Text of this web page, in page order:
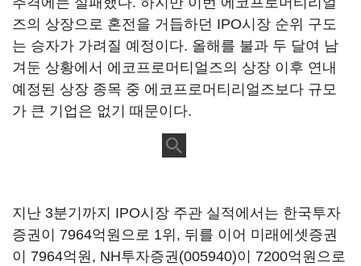
즈의 상장으로 혼전을 거듭하던 IPO시장 순위 구도
는 승자가 가려질 예정이다. 올해를 불과 두 달여 남
겨둔 상황에서 에코프로머티얼즈의 상장 이후 연내
예정된 상장 종목 중 에코프로머티리얼즈보다 규모
가 큰 기업은 없기 때문이다.
지난 3분기까지 IPO시장 주관 실적에서는 한국투자
증권이 7964억원으로 1위, 뒤를 이어 미래에셋증권
이 7964억원, NH투자증권(005940)이 7200억원으로